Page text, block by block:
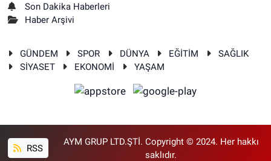
Son Dakika Haberleri
Haber Arşivi
GÜNDEM SPOR DÜNYA EĞİTİM
SAĞLIK
SİYASET
EKONOMİ YAŞAM
RSS
AYM GRUP LTD.ŞTİ. Copyright © 2024. Her hakkı
saklıdır.